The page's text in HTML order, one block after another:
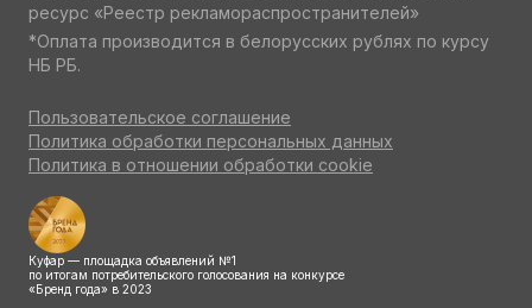
ресурс «Реестр рекламораспространителей»
*Оплата производится в белорусских рублях по курсу
НБ РБ.
Пользовательское соглашение
Политика обработки персональных данных
Политика в отношении обработки cookie
Куфар — площадка объявлений №1
по итогам потребительского голосования на конкурсе
«Бренд года» в 2023